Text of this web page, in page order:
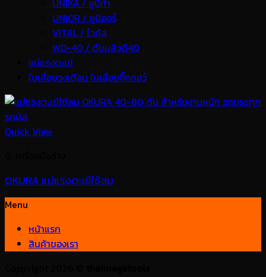
UNIKA / ยูนิก้า
UNIOR / ยูนิออร์
VITAL / ไวทัล
WD-40 / ดับบลิวดี40
แม่แรงตะเข้
ใบเลื่อยวงเดือน ใบเลื่อยจิ๊กซอว์
Quick View
OKURA แม่แรงตะเข้ใช้ลม
Menu
หน้าแรก
สินค้าของเรา